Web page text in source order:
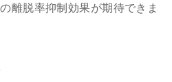
離脱率抑制効果が期待できま